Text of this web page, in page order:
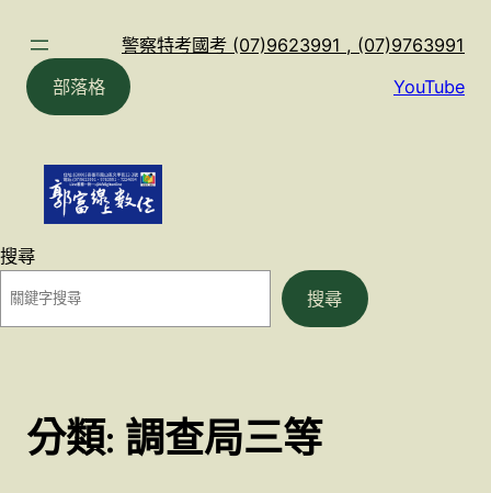
警察特考國考 (07)9623991 , (07)9763991
部落格
YouTube
搜尋
搜尋
分類: 調查局三等